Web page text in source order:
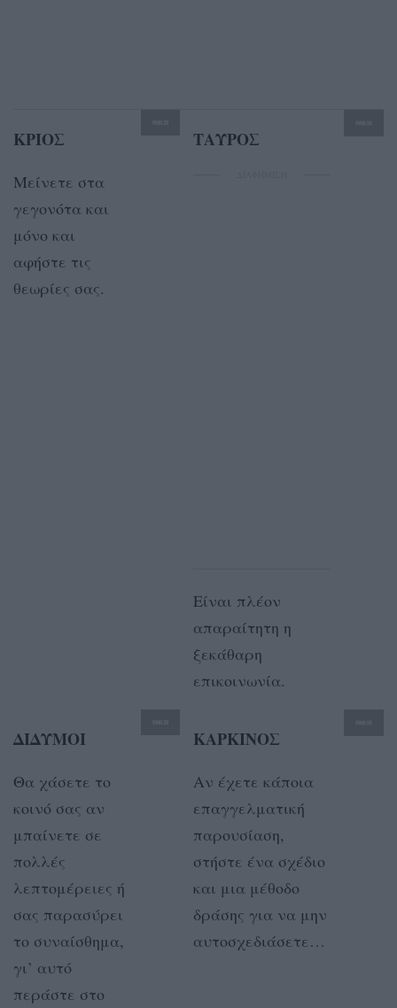
ΚΡΙΟΣ
Μείνετε στα
γεγονότα και
μόνο και
αφήστε τις
θεωρίες σας.
ΤΑΥΡΟΣ
Είναι πλέον
απαραίτητη η
ξεκάθαρη
επικοινωνία.
ΔΙΔΥΜΟΙ
Θα χάσετε το
κοινό σας αν
μπαίνετε σε
πολλές
λεπτομέρειες ή
σας παρασύρει
το συναίσθημα,
γι’ αυτό
περάστε στο
ΚΑΡΚΙΝΟΣ
Αν έχετε κάποια
επαγγελματική
παρουσίαση,
στήστε ένα σχέδιο
και μια μέθοδο
δράσης για να μην
αυτοσχεδιάσετε…